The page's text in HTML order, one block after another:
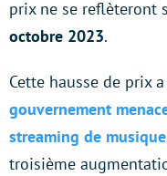
prix ne se reflèteront
octobre 2023.
Cette hausse de prix
gouvernement
streaming de musique
troisième